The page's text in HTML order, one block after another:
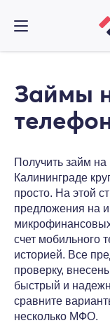
Займы
Получить займ
Калининграде
просто. На этой
предложения на
счет мобильного
историей. Все
проверку,
быстрый и
сравните
несколько МФО.